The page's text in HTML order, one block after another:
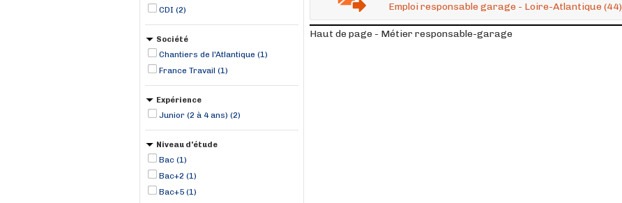
CDI (2)
Société
Chantiers de l'Atlantique (1)
France Travail (1)
Expérience
Junior (2 à 4 ans) (2)
Niveau d'étude
Bac (1)
Bac+2 (1)
Bac+5 (1)
Emploi responsable garage - Loire-Atlantique (44)
Haut de page - Métier responsable-garage